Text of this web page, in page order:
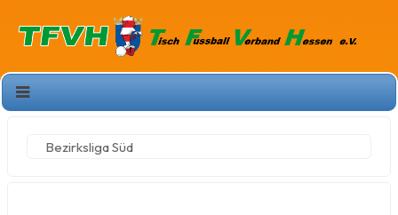
Bezirksliga Süd